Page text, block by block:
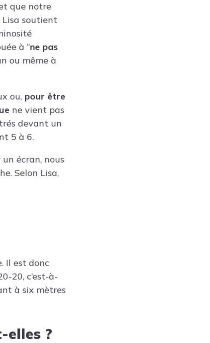
que notre
Lisa soutient
à “ne pas
ou même à
ou, pour être
ne vient pas
devant un
5 à 6.
un écran, nous
Selon Lisa,
Il est donc
20, c’est-à-
à six mètres
elles ?